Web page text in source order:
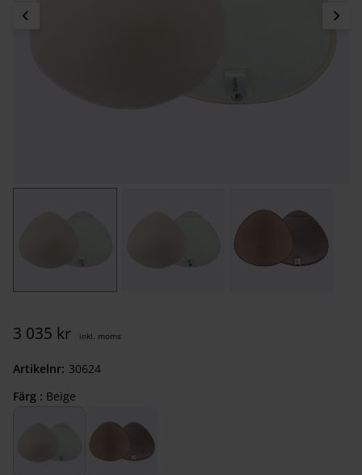
3 035 kr
Färg : Beige
Artikelnr 306240803